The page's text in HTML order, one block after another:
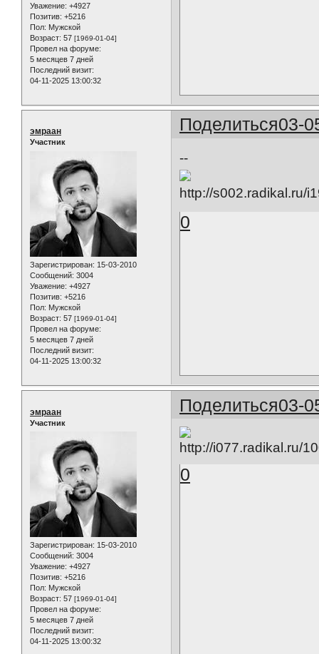
Уважение: +4927
Позитив: +5216
Пол: Мужской
Возраст: 57 [1969-01-04]
Провел на форуме:
5 месяцев 7 дней
Последний визит:
04-11-2025 13:00:32
Поделиться03-
эмраан
Участник
Зарегистрирован: 15-03-2010
Сообщений: 3004
Уважение: +4927
Позитив: +5216
Пол: Мужской
Возраст: 57 [1969-01-04]
Провел на форуме:
5 месяцев 7 дней
Последний визит:
04-11-2025 13:00:32
--
0
Поделиться03-
эмраан
Участник
Зарегистрирован: 15-03-2010
Сообщений: 3004
Уважение: +4927
Позитив: +5216
Пол: Мужской
Возраст: 57 [1969-01-04]
Провел на форуме:
5 месяцев 7 дней
Последний визит:
04-11-2025 13:00:32
0